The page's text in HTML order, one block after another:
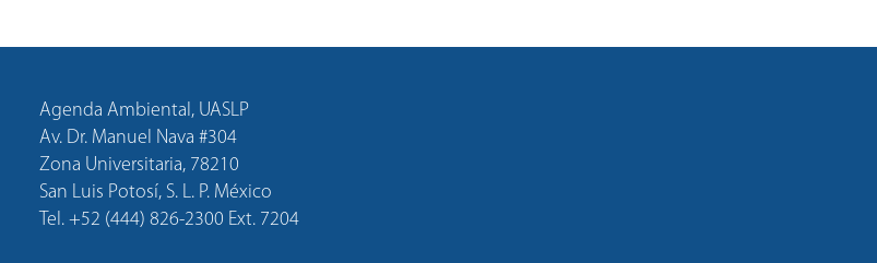
Agenda Ambiental, UASLP
Av. Dr. Manuel Nava #304
Zona Universitaria, 78210
San Luis Potosí, S. L. P. México
Tel. +52 (444) 826-2300 Ext. 7204